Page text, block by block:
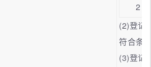
2
(2)登记
符合条
(3)登记